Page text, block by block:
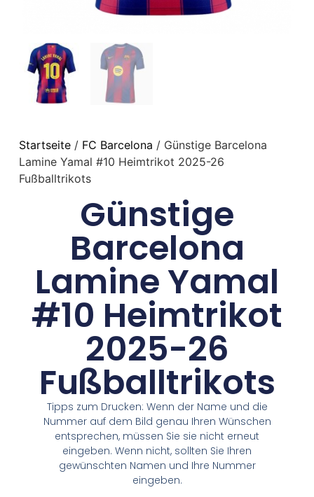
Startseite/ FC Barcelona / Günstige Barcelona
Lamine Yamal #10 Heimtrikot 2025-26
Fußballtrikots
Günstige
Barcelona
Lamine Yamal
#10 Heimtrikot
2025-26
Fußballtrikots
Tipps zum Drucken: Wenn der Name und die
Nummer auf dem Bild genau Ihren Wünschen
entsprechen, müssen Sie sie nicht erneut
eingeben. Wenn nicht, sollten Sie Ihren
gewünschten Namen und Ihre Nummer
eingeben.